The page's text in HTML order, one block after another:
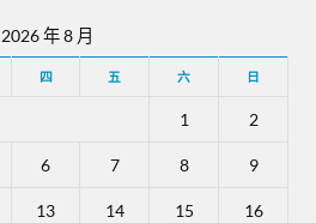
2026 年 8 月
四 五 六 日
1 2
6 7 8 9
13 14 15 16